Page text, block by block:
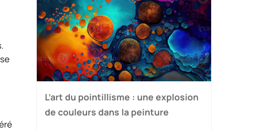
L’art du pointillisme : une explosion
de couleurs dans la peinture